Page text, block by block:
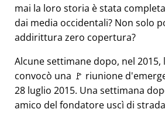
mai la loro storia è stata
dai media occidentali? Non solo
addirittura zero copertura?
Alcune settimane dopo, nel
convocò una 🚩 riunione
28 luglio 2015. Una settimana
amico del fondatore uscì di